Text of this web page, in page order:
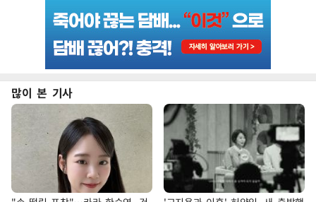
많이 본 기사